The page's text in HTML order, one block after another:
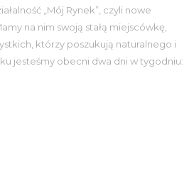
„Mój Rynek”, czyli nowe
na nim swoją stałą miejscówkę,
którzy poszukują naturalnego i
jesteśmy obecni dwa dni w tygodniu: